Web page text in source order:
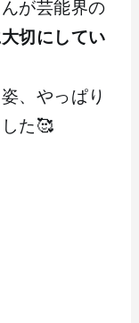
が芸能界の
切にしてい
、やっぱり
た🥰